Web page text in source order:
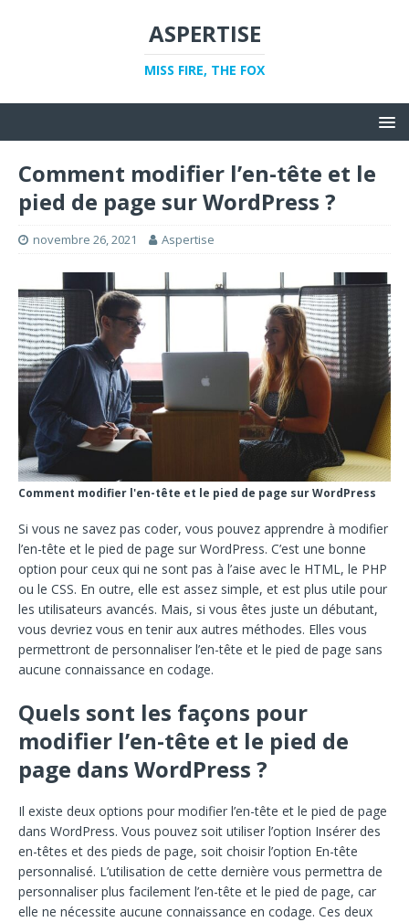
ASPERTISE
MISS FIRE, THE FOX
Comment modifier l’en-tête et le
pied de page sur WordPress ?
novembre 26, 2021 Aspertise
Comment modifier l'en-tête et le pied de page sur WordPress
Si vous ne savez pas coder, vous pouvez apprendre à modifier
l’en-tête et le pied de page sur WordPress. C’est une bonne
option pour ceux qui ne sont pas à l’aise avec le HTML, le PHP
ou le CSS. En outre, elle est assez simple, et est plus utile pour
les utilisateurs avancés. Mais, si vous êtes juste un débutant,
vous devriez vous en tenir aux autres méthodes. Elles vous
permettront de personnaliser l’en-tête et le pied de page sans
aucune connaissance en codage.
Quels sont les façons pour
modifier l’en-tête et le pied de
page dans WordPress ?
Il existe deux options pour modifier l’en-tête et le pied de page
dans WordPress. Vous pouvez soit utiliser l’option Insérer des
en-têtes et des pieds de page, soit choisir l’option En-tête
personnalisé. L’utilisation de cette dernière vous permettra de
personnaliser plus facilement l’en-tête et le pied de page, car
elle ne nécessite aucune connaissance en codage. Ces deux